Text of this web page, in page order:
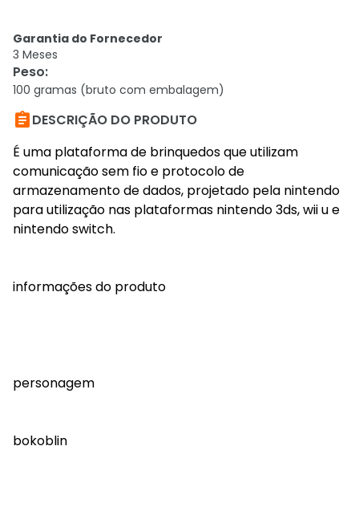
Garantia do Fornecedor
3 Meses
Peso:
100 gramas (bruto com embalagem)
DESCRIÇÃO DO PRODUTO
É uma plataforma de brinquedos que utilizam
comunicação sem fio e protocolo de
armazenamento de dados, projetado pela nintendo
para utilização nas plataformas nintendo 3ds, wii u e
nintendo switch.
informações do produto
personagem
bokoblin